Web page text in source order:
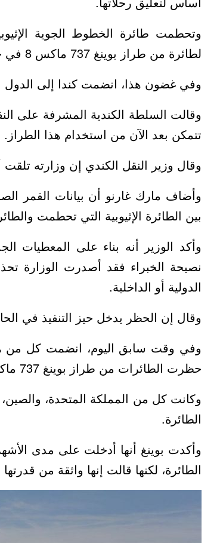
لطائرة من طراز بوينغ 737 ماكس 8 في خمسة أشهر
وفي غضون هذا، انضمت كندا إلى الدول
وقالت السلطة الكندية المشرفة على
تتمكن بعد الآن من استخدام هذا الطراز.
وقال وزير النقل الكندي إن وزارته تلقت
وأضاف مارك غارنو أن بيانات القمر
بين الطائرة الإثيوبية التي تحطمت
وأكد الوزير أنه بناء على المعطيات
نصيحة الخبراء فقد أصدرت الوزارة
الدولية أو الداخلية.
وقال إن الحظر يدخل حيز التنفيذ في
وفي وقت سابق اليوم، انضمت كل من
حظرت الطائرات من طراز بوينغ 737 ماكس.
وكانت كل من المملكة المتحدة،
الطائرة.
وأكدت بوينغ أنها أدخلت على مدى
الطائرة، لكنها قالت إنها واثقة من